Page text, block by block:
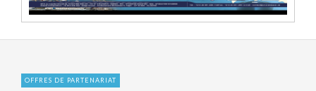
OFFRES DE PARTENARIAT